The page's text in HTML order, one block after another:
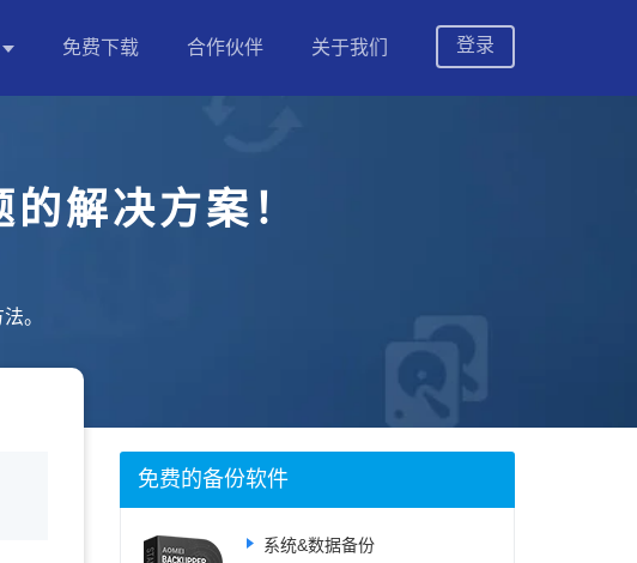
帮助您选择适合的版本
免费下载 合作伙伴 关于我们 登录
解决方案！
。
免费的备份软件
系统&数据备份